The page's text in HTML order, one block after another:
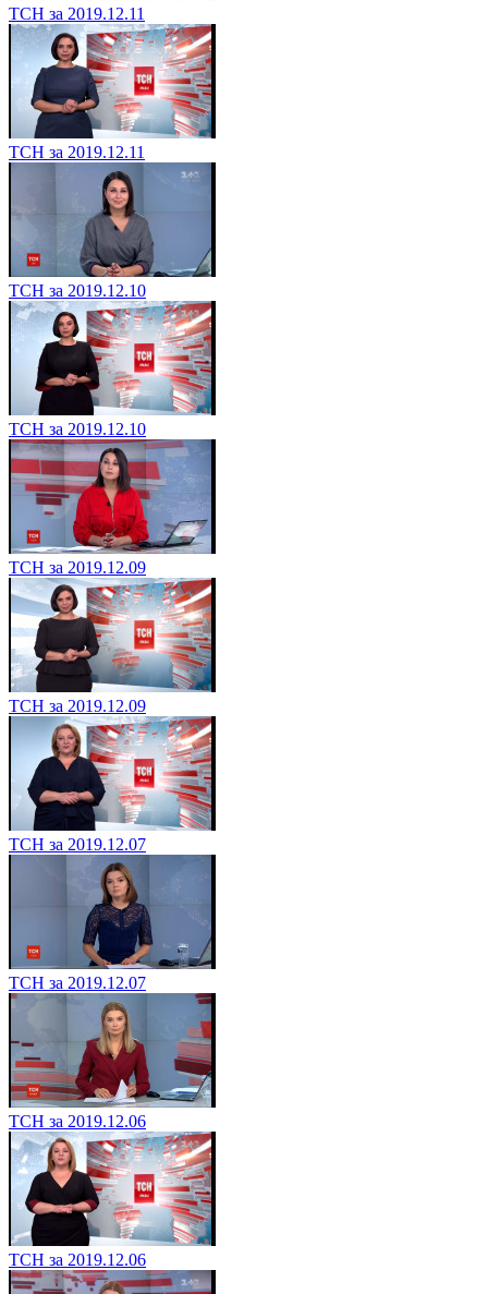
ТСН за 2019.12.11
ТСН за 2019.12.11
ТСН за 2019.12.10
ТСН за 2019.12.10
ТСН за 2019.12.09
ТСН за 2019.12.09
ТСН за 2019.12.07
ТСН за 2019.12.07
ТСН за 2019.12.06
ТСН за 2019.12.06